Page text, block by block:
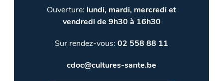
Ouverture: lundi, mardi, mercredi et
vendredi de 9h30 à 16h30
Sur rendez-vous: 02 558 88 11
cdoc@cultures-sante.be